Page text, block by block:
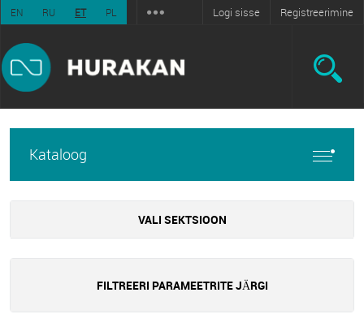
EN RU ET PL Logi sisse Registreerimine
Kataloog
VALI SEKTSIOON
FILTREERI PARAMEETRITE JÄRGI